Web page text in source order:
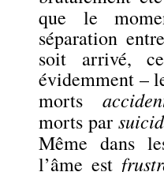
que le
séparation
soit arrivé,
évidemment –
morts
morts par
Même dans
l’âme est